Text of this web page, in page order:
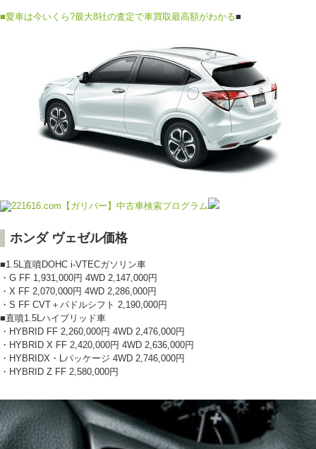
■愛車は今いくら?最大8社の査定で車買取最高額がわかる■
ホンダ ヴェゼル価格
■1.5L直噴DOHC i-VTECガソリン車
・G FF 1,931,000円 4WD 2,147,000円
・X FF 2,070,000円 4WD 2,286,000円
・S FF CVT＋パドルシフト 2,190,000円
■直噴1.5Lハイブリッド車
・HYBRID FF 2,260,000円 4WD 2,476,000円
・HYBRID X FF 2,420,000円 4WD 2,636,000円
・HYBRIDX・Lパッケージ 4WD 2,746,000円
・HYBRID Z FF 2,580,000円